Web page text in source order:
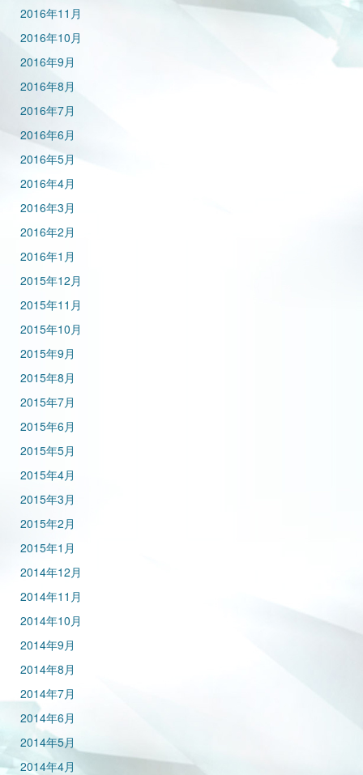
2016年11月
2016年10月
2016年9月
2016年8月
2016年7月
2016年6月
2016年5月
2016年4月
2016年3月
2016年2月
2016年1月
2015年12月
2015年11月
2015年10月
2015年9月
2015年8月
2015年7月
2015年6月
2015年5月
2015年4月
2015年3月
2015年2月
2015年1月
2014年12月
2014年11月
2014年10月
2014年9月
2014年8月
2014年7月
2014年6月
2014年5月
2014年4月